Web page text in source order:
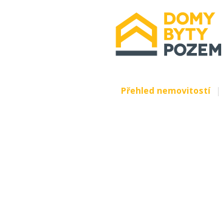
Přehled nemovitostí |